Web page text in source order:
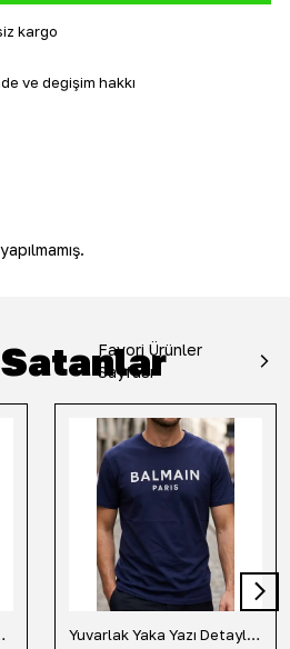
kargo
ve değişim hakkı
Favori Ürünler
Sayfası
Tişört-Siyah Yuvarlak Yaka Yazı Detaylı Tişört-Lacivert